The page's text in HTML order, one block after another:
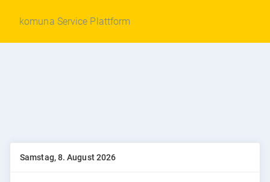
komuna Service Plattform
Samstag, 8. August 2026